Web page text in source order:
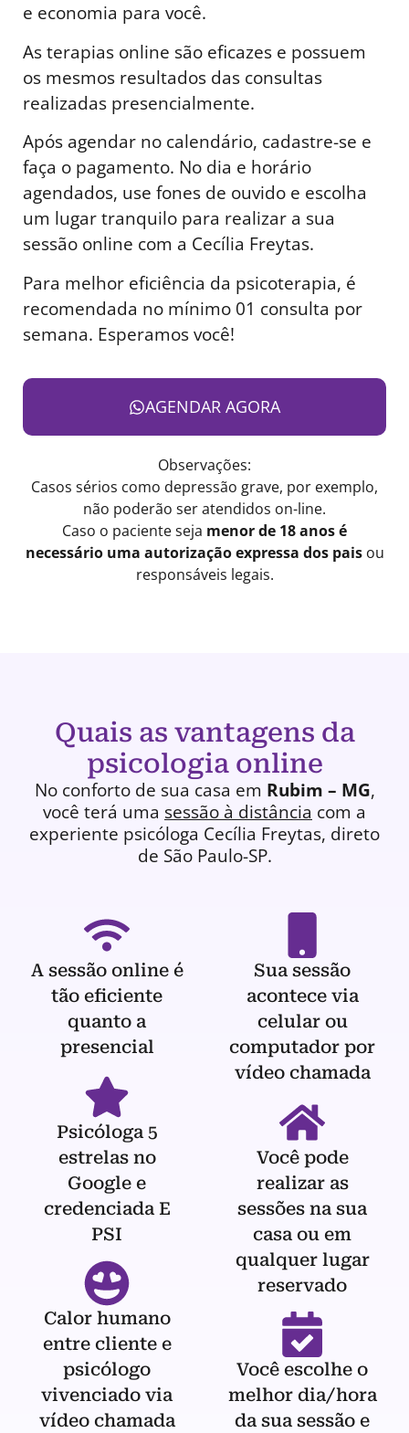
e economia para você.
As terapias online são eficazes e possuem
os mesmos resultados das consultas
realizadas presencialmente.
Após agendar no calendário, cadastre-se e
faça o pagamento. No dia e horário
agendados, use fones de ouvido e escolha
um lugar tranquilo para realizar a sua
sessão online com a Cecília Freytas.
Para melhor eficiência da psicoterapia, é
recomendada no mínimo 01 consulta por
semana. Esperamos você!
AGENDAR AGORA
Observações:
Casos sérios como depressão grave, por exemplo,
não poderão ser atendidos on-line.
Caso o paciente seja menor de 18 anos é
necessário uma autorização expressa dos paisou
responsáveis legais.
Quais as vantagens da
psicologia online
No conforto de sua casa em Rubim – MG,
você terá uma sessão à distância com a
experiente psicóloga Cecília Freytas, direto
de São Paulo-SP.
A sessão online é
tão eficiente
quanto a
presencial
Psicóloga 5
estrelas no
Google e
credenciada E
PSI
Calor humano
entre cliente e
psicólogo
vivenciado via
vídeo chamada
Sua sessão
acontece via
celular ou
computador por
vídeo chamada
Você pode
realizar as
sessões na sua
casa ou em
qualquer lugar
reservado
Você escolhe o
melhor dia/hora
da sua sessão e